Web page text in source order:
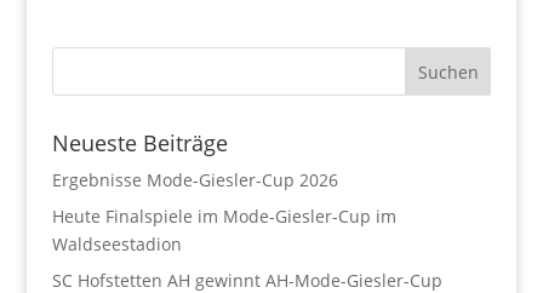
Neueste Beiträge
Ergebnisse Mode-Giesler-Cup 2026
Heute Finalspiele im Mode-Giesler-Cup im
Waldseestadion
SC Hofstetten AH gewinnt AH-Mode-Giesler-Cup